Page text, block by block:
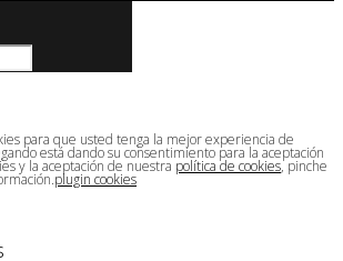
para que usted tenga la mejor experiencia de
está dando su consentimiento para la aceptación
y la aceptación de nuestra política de cookies, pinche
plugin cookies